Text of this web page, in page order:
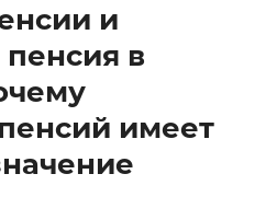
и
пенсия в
имеет